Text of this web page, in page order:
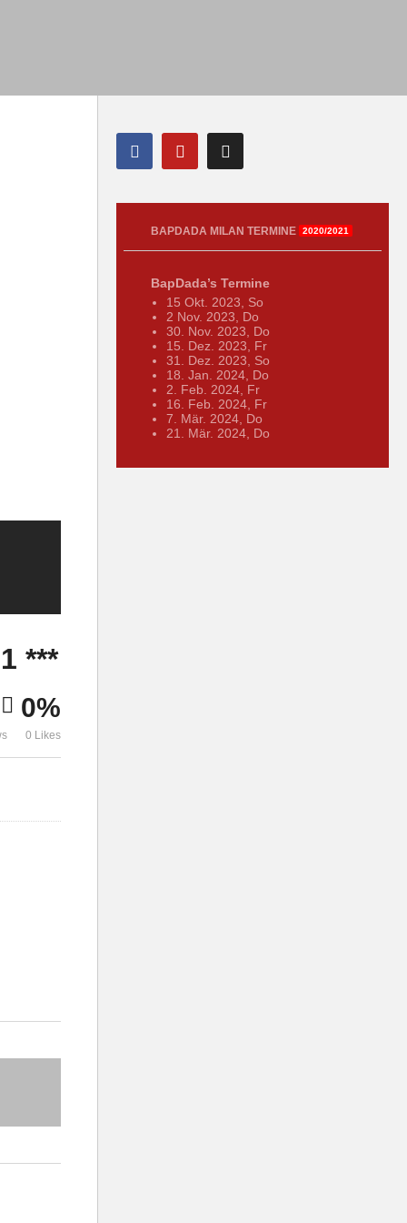
***
0%
0 Likes
BAPDADA MILAN TERMINE 2020/2021
BapDada’s Termine
15 Okt. 2023, So
2 Nov. 2023, Do
30. Nov. 2023, Do
15. Dez. 2023, Fr
31. Dez. 2023, So
18. Jan. 2024, Do
2. Feb. 2024, Fr
16. Feb. 2024, Fr
7. Mär. 2024, Do
21. Mär. 2024, Do